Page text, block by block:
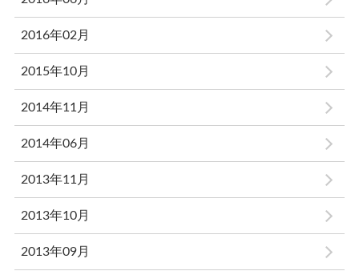
2016年02月
2015年10月
2014年11月
2014年06月
2013年11月
2013年10月
2013年09月